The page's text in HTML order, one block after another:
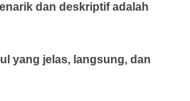
dan deskriptif adalah
yang jelas, langsung, dan